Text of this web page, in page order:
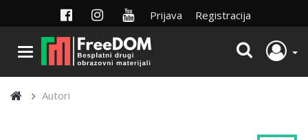
Prijava Registracija
Autori